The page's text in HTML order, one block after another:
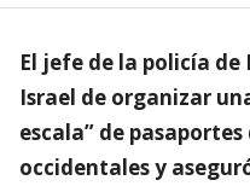
El jefe de la policía
Israel de organizar
escala” de
occidentales y